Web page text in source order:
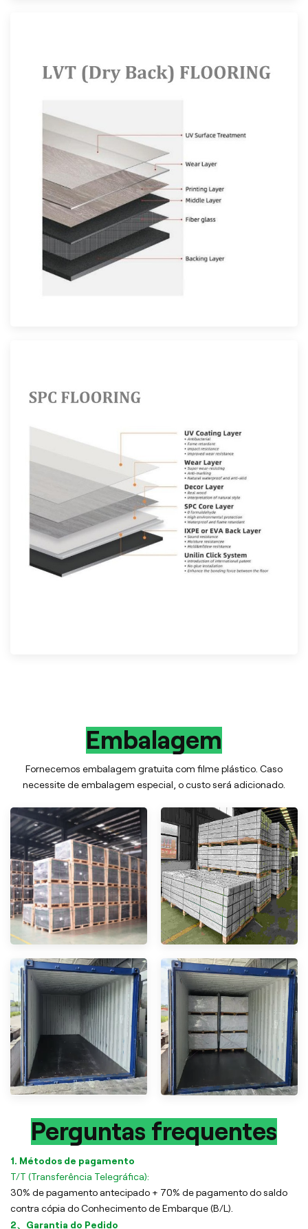
Embalagem
Fornecemos embalagem gratuita com filme plástico. Caso
necessite de embalagem especial, o custo será adicionado.
Perguntas frequentes
1. Métodos de pagamento
T/T (Transferência Telegráfica):
30% de pagamento antecipado + 70% de pagamento do saldo
contra cópia do Conhecimento de Embarque (B/L).
2、Garantia do Pedido